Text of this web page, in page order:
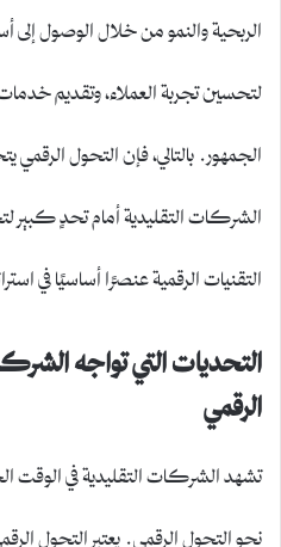
الربحية والنمو من خلال الوصول إلى
لتحسين تجربة العملاء، وتقديم
الجمهور. بالتالي، فإن التحول
الشركات التقليدية أمام تحدٍ كبير
التقنيات الرقمية عنصرًا أساسيًا في
التحديات التي تواجه
الرقمي
تشهد الشركات التقليدية في الوقت
نحو التحول الرقمي. يعتبر التحول